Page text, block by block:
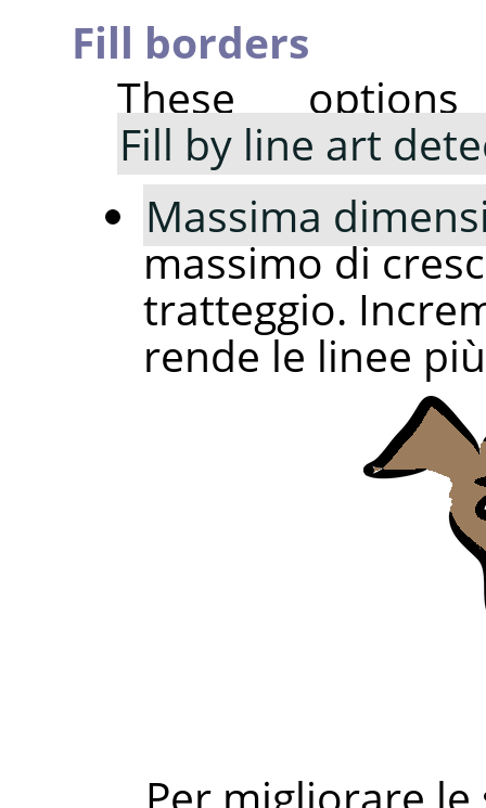
Fill borders
These
Fill by line art
Massima
massimo di
tratteggio.
rende le linee
Per migliorare